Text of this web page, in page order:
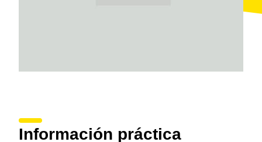
Información práctica